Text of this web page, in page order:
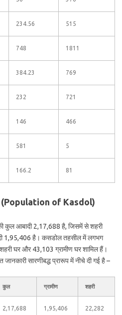
234.56 515
748 1811
384.23 769
232 721
146 466
581 5
166.2 81
(Population of Kasdol)
आबादी 2,17,688 है, जिसमें से शहरी
1,95,406 है। कसडोल तहसील में लगभग
घर और 43,103 ग्रामीण घर शामिल हैं।
सारणीबद्ध प्रारूप में नीचे दी गई है –
कुल ग्रामीण शहरी
2,17,688 1,95,406 22,282